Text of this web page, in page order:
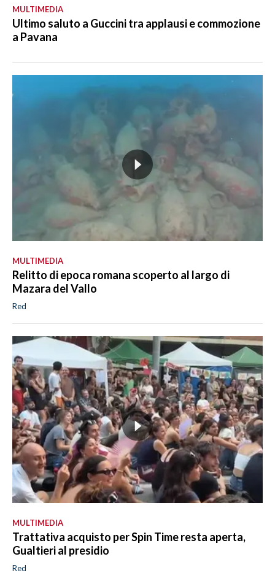
MULTIMEDIA
Ultimo saluto a Guccini tra applausi e commozione
a Pavana
MULTIMEDIA
Relitto di epoca romana scoperto al largo di
Mazara del Vallo
Red
MULTIMEDIA
Trattativa acquisto per Spin Time resta aperta,
Gualtieri al presidio
Red